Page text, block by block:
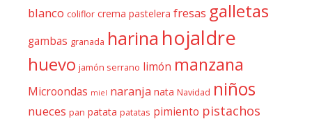
blanco coliflor crema pastelera fresas galletas
gambas granada harina hojaldre
huevo jamón serrano limón manzana
Microondas miel naranja nata Navidad niños
nueces pan patata patatas pimiento pistachos